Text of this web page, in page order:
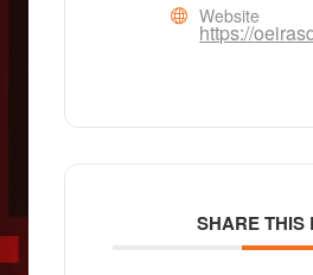
Website
https://
SHARE THIS